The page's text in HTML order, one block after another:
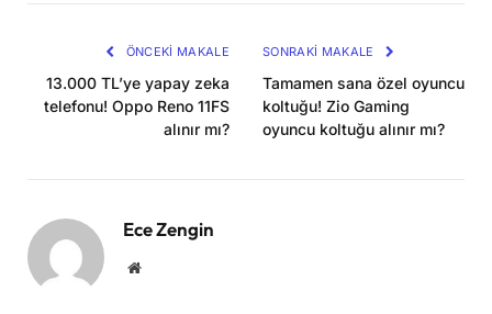
ÖNCEKI MAKALE
13.000 TL’ye yapay zeka
telefonu! Oppo Reno 11FS
alınır mı?
SONRAKI MAKALE
Tamamen sana özel oyuncu
koltuğu! Zio Gaming
oyuncu koltuğu alınır mı?
Ece Zengin
Website